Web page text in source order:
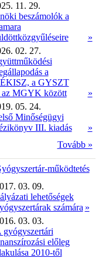
11. 29.
beszámolók a
»
02. 27.
a
a GYSZT
az MGYK között
»
05. 24.
Minőségügyi
III. kiadás
»
Tovább »
működtetés
03. 09.
lehetőségek
számára »
03. 03.
gyógyszertári
előleg
2010-től